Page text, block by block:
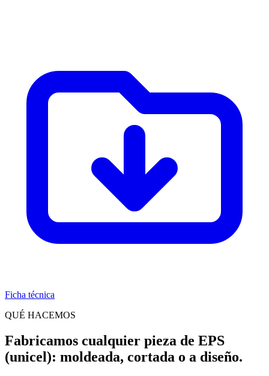
Ficha técnica
QUÉ HACEMOS
Fabricamos cualquier pieza de EPS
(unicel): moldeada, cortada o a diseño.